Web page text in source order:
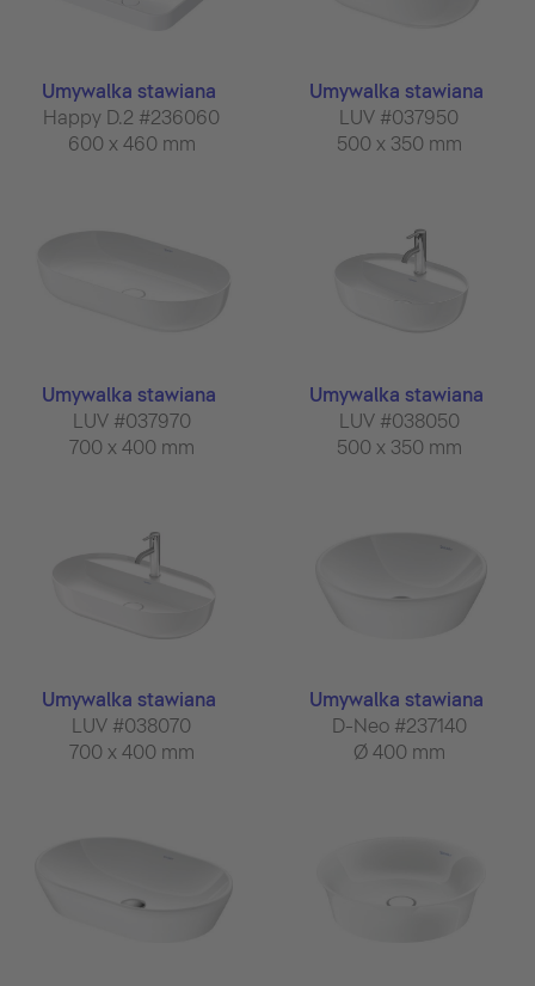
Umywalka stawiana
Happy D.2 #236060
600 x 460 mm
Umywalka stawiana
LUV #037950
500 x 350 mm
Umywalka stawiana
LUV #037970
700 x 400 mm
Umywalka stawiana
LUV #038050
500 x 350 mm
Umywalka stawiana
LUV #038070
700 x 400 mm
Umywalka stawiana
D-Neo #237140
Ø 400 mm